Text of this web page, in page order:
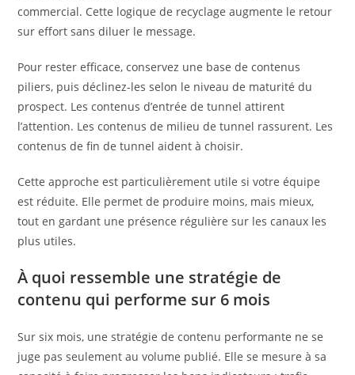
commercial. Cette logique de recyclage augmente le retour
sur effort sans diluer le message.
Pour rester efficace, conservez une base de contenus
piliers, puis déclinez-les selon le niveau de maturité du
prospect. Les contenus d’entrée de tunnel attirent
l’attention. Les contenus de milieu de tunnel rassurent. Les
contenus de fin de tunnel aident à choisir.
Cette approche est particulièrement utile si votre équipe
est réduite. Elle permet de produire moins, mais mieux,
tout en gardant une présence régulière sur les canaux les
plus utiles.
À quoi ressemble une stratégie de
contenu qui performe sur 6 mois
Sur six mois, une stratégie de contenu performante ne se
juge pas seulement au volume publié. Elle se mesure à sa